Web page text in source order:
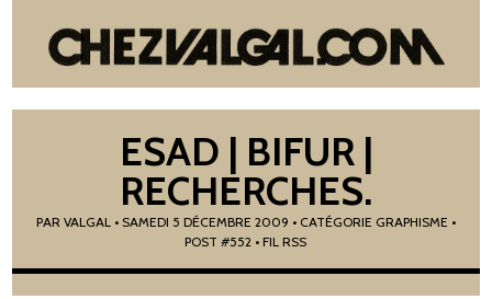
ESAD | BIFUR |
RECHERCHES.
PAR VALGAL• SAMEDI 5 DÉCEMBRE 2009 • CATÉGORIE GRAPHISME •
POST #552 • FIL RSS